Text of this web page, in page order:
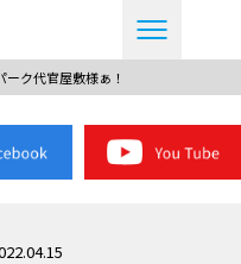
ーク代官屋敷様ぁ！